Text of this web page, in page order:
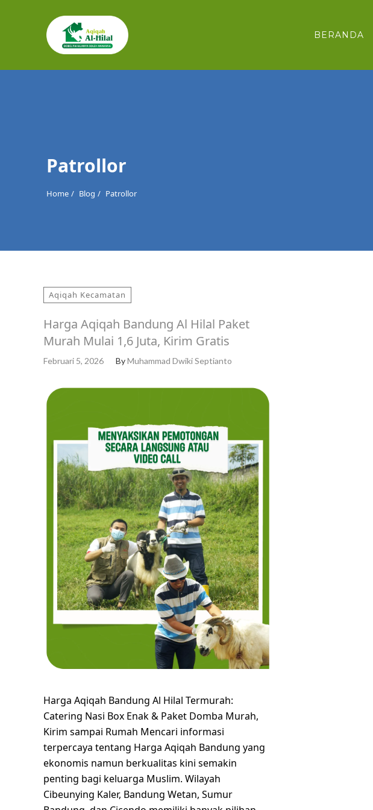
BERANDA
Cari
Patrollor
Home Blog Patrollor
Aqiqah Kecamatan
Harga Aqiqah Bandung Al Hilal Paket
Murah Mulai 1,6 Juta, Kirim Gratis
Februari 5, 2026 ByMuhammad Dwiki Septianto
Harga Aqiqah Bandung Al Hilal Termurah:
Catering Nasi Box Enak & Paket Domba Murah,
Kirim sampai Rumah Mencari informasi
terpercaya tentang Harga Aqiqah Bandung yang
ekonomis namun berkualitas kini semakin
penting bagi keluarga Muslim. Wilayah
Cibeunying Kaler, Bandung Wetan, Sumur